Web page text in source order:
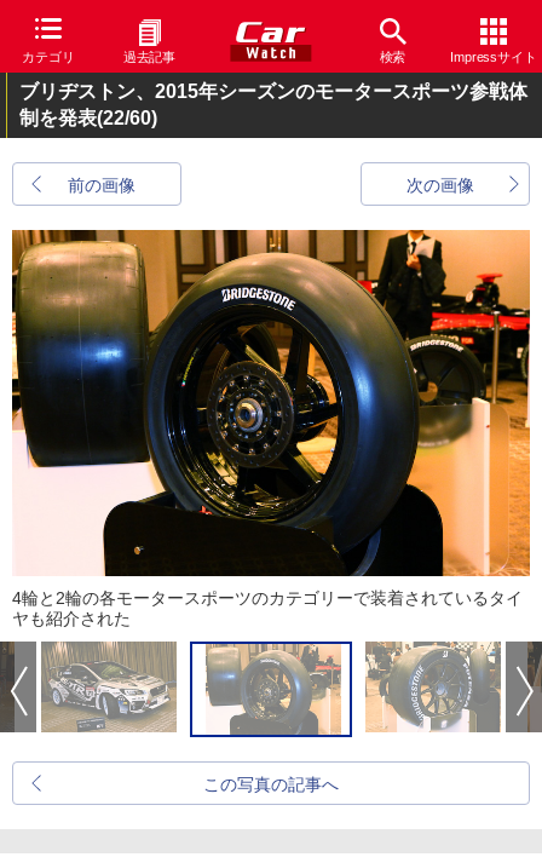
カテゴリ 過去記事 検索 Impressサイト
ブリヂストン、2015年シーズンのモータースポーツ参戦体
制を発表(22/60)
前の画像 次の画像
4輪と2輪の各モータースポーツのカテゴリーで装着されているタイ
ヤも紹介された
この写真の記事へ